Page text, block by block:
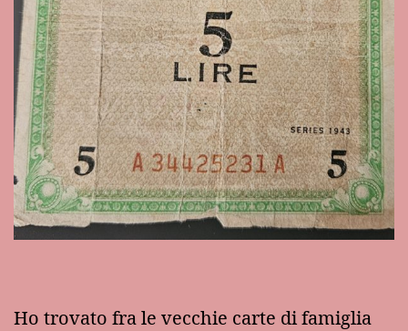
Ho trovato fra le vecchie carte di famiglia